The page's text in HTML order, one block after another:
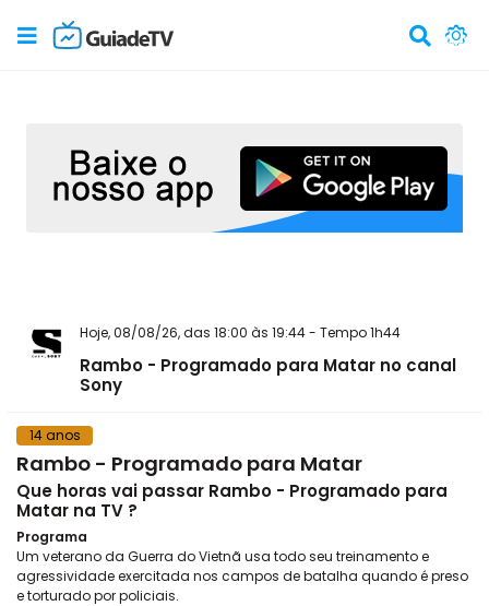
Hoje, 08/08/26, das 18:00 às 19:44 - Tempo 1h44
Rambo - Programado para Matar no canal
Sony
14 anos
Rambo - Programado para Matar
Que horas vai passar Rambo - Programado para
Matar na TV ?
Programa
Um veterano da Guerra do Vietnã usa todo seu treinamento e
agressividade exercitada nos campos de batalha quando é preso
e torturado por policiais.